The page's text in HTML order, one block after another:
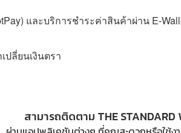
และบริการชำระค่าสินค้าผ่าน E-
ปลี่ยนเงินตรา
สามารถติดตาม THE STANDARD